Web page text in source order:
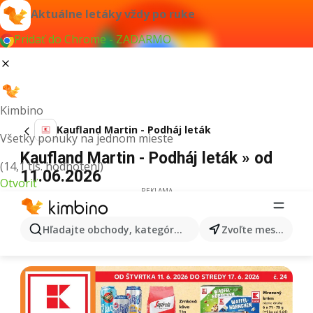
Aktuálne letáky vždy po ruke
Pridať do Chrome - ZADARMO
Kimbino
Všetky ponuky na jednom mieste
(14,1 tis. hodnotení)
Otvoriť
Hľadajte obchody, kategórie, produkty... Zvoľte mesto
Kaufland Martin - Podháj leták
Kaufland Martin - Podháj leták » od
11.06.2026
REKLAMA